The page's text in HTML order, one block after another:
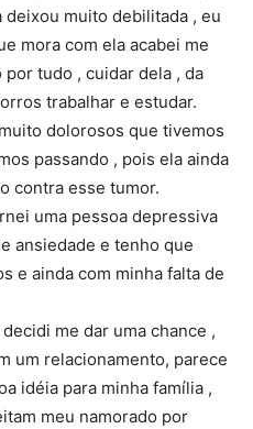
deixou muito debilitada , eu
mora com ela acabei me
tudo , cuidar dela , da
trabalhar e estudar.
dolorosos que tivemos
passando , pois ela ainda
contra esse tumor.
uma pessoa depressiva
ansiedade e tenho que
e ainda com minha falta de
me dar uma chance ,
um relacionamento, parece
idéia para minha família ,
meu namorado por